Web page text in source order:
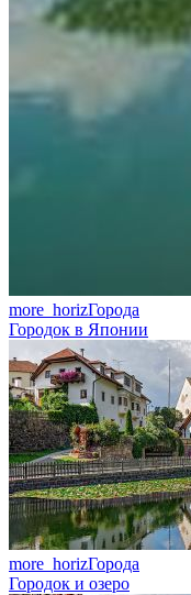
more_horizГорода
Городок в Японии
more_horizГорода
Городок и озеро